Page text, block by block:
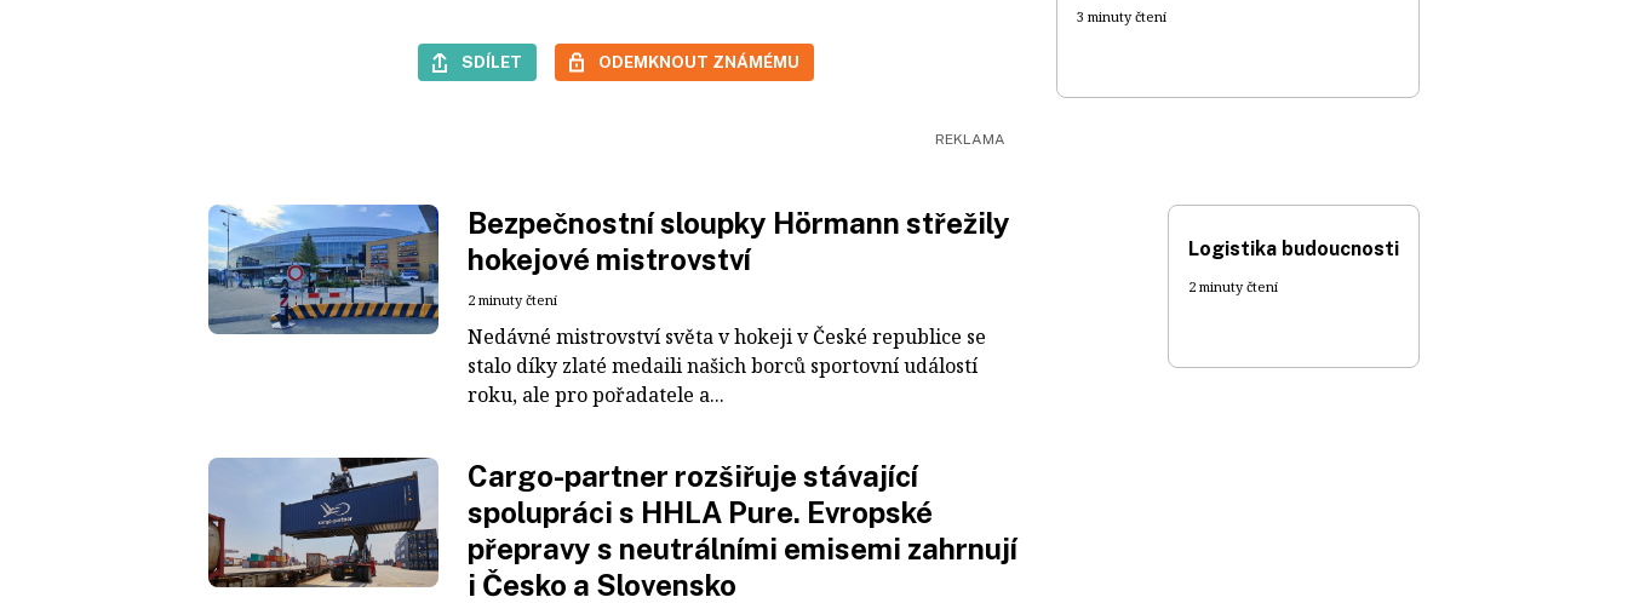
SDÍLET ODEMKNOUT ZNÁMÉMU
3 minuty čtení
Bezpečnostní sloupky Hörmann střežily
hokejové mistrovství
2 minuty čtení
Nedávné mistrovství světa v hokeji v České republice se
stalo díky zlaté medaili našich borců sportovní událostí
roku, ale pro pořadatele a...
Cargo-partner rozšiřuje stávající
spolupráci s HHLA Pure. Evropské
přepravy s neutrálními emisemi zahrnují
i Česko a Slovensko
Logistika budoucnosti
2 minuty čtení